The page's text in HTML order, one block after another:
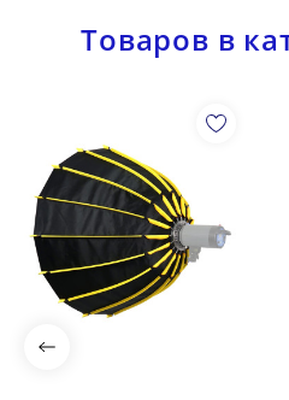
Товаров в